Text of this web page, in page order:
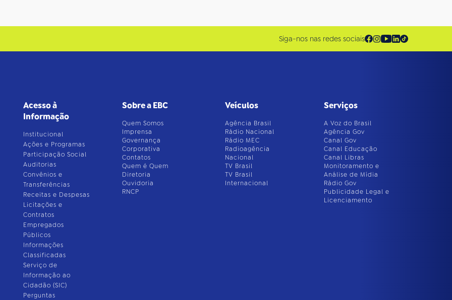
Siga-nos nas redes sociais
Acesso à
Informação
Institucional
Ações e Programas
Participação Social
Auditorias
Convênios e
Transferências
Receitas e Despesas
Licitações e
Contratos
Empregados
Públicos
Informações
Classificadas
Serviço de
Informação ao
Cidadão (SIC)
Perguntas
Sobre a EBC
Quem Somos
Imprensa
Governança
Corporativa
Contatos
Quem é Quem
Diretoria
Ouvidoria
RNCP
Veículos
Agência Brasil
Rádio Nacional
Rádio MEC
Radioagência
Nacional
TV Brasil
TV Brasil
Internacional
Serviços
A Voz do Brasil
Agência Gov
Canal Gov
Canal Educação
Canal Libras
Monitoramento e
Análise de Mídia
Rádio Gov
Publicidade Legal e
Licenciamento